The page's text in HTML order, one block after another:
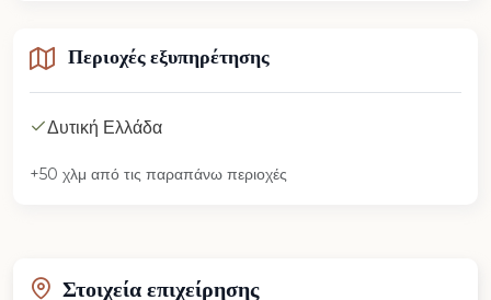
Περιοχές εξυπηρέτησης
Δυτική Ελλάδα
+50 χλμ από τις παραπάνω περιοχές
Στοιχεία επιχείρησης